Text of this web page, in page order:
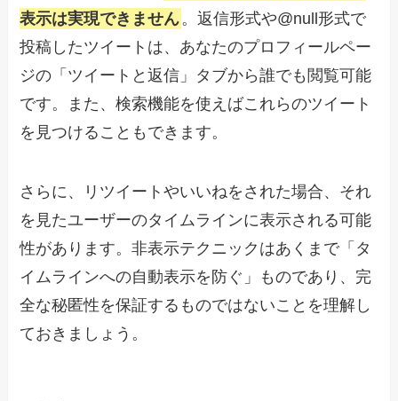
表示は実現できません 。返信形式や@null形式で
投稿したツイートは、あなたのプロフィールペー
ジの「ツイートと返信」タブから誰でも閲覧可能
です。また、検索機能を使えばこれらのツイート
を見つけることもできます。
さらに、リツイートやいいねをされた場合、それ
を見たユーザーのタイムラインに表示される可能
性があります。非表示テクニックはあくまで「タ
イムラインへの自動表示を防ぐ」ものであり、完
全な秘匿性を保証するものではないことを理解し
ておきましょう。